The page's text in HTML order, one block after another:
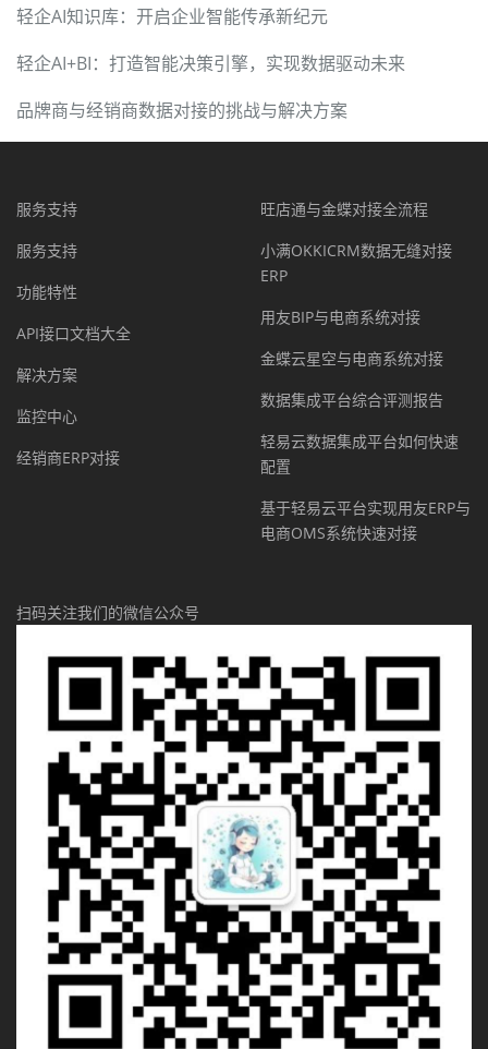
轻企AI知识库：开启企业智能传承新纪元
轻企AI+BI：打造智能决策引擎，实现数据驱动未来
品牌商与经销商数据对接的挑战与解决方案
服务支持
服务支持
功能特性
API接口文档大全
解决方案
监控中心
经销商ERP对接
旺店通与金蝶对接全流程
小满OKKICRM数据无缝对接
ERP
用友BIP与电商系统对接
金蝶云星空与电商系统对接
数据集成平台综合评测报告
轻易云数据集成平台如何快速
配置
基于轻易云平台实现用友ERP与
电商OMS系统快速对接
扫码关注我们的微信公众号